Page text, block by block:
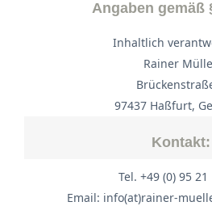
Angaben gemäß
Inhaltlich
Rainer
97437 Haßfurt,
Kontakt:
Tel. +49 (0) 95
Email: info(at)rainer-